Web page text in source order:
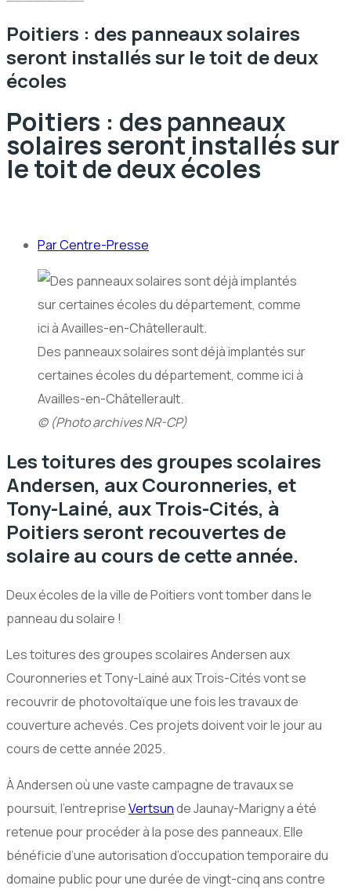
Poitiers : des panneaux solaires
seront installés sur le toit de deux
écoles
Poitiers : des panneaux
solaires seront installés sur
le toit de deux écoles
Par Centre-Presse
Des panneaux solaires sont déjà implantés sur
certaines écoles du département, comme ici à
Availles-en-Châtellerault.
© (Photo archives NR-CP)
Les toitures des groupes scolaires
Andersen, aux Couronneries, et
Tony-Lainé, aux Trois-Cités, à
Poitiers seront recouvertes de
solaire au cours de cette année.
Deux écoles de la ville de Poitiers vont tomber dans le
panneau du solaire !
Les toitures des groupes scolaires Andersen aux
Couronneries et Tony-Lainé aux Trois-Cités vont se
recouvrir de photovoltaïque une fois les travaux de
couverture achevés. Ces projets doivent voir le jour au
cours de cette année 2025.
À Andersen où une vaste campagne de travaux se
poursuit, l’entrepriseVertsunde Jaunay-Marigny a été
retenue pour procéder à la pose des panneaux. Elle
bénéficie d’une autorisation d’occupation temporaire du
domaine public pour une durée de vingt-cinq ans contre